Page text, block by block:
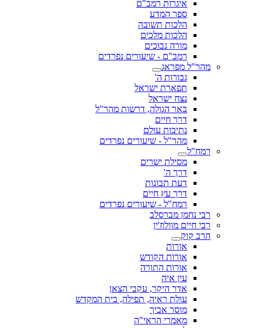
איגרות רמב"ם
ספר המדע
הלכות תשובה
הלכות מלכים
מורה נבוכים
רמב"ם - שיעורים נפרדים
מהר"ל מפראג
גבורות ה'
תפארת ישראל
נצח ישראל
באר הגולה, דרשות מהר"ל
דרך חיים
נתיבות עולם
מהר"ל - שיעורים נפרדים
רמח"ל
מסילת ישרים
דרך ה'
דעת תבונות
דרך עץ חיים
רמח"ל - שיעורים נפרדים
רבי נחמן מברסלב
רבי חיים מוולוז'ין
הרב קוק
אורות
אורות הקודש
אורות התורה
עין איה
אדר היקר, עקבי הצאן
עולת ראיה, תפילה, בית המקדש
מוסר אביך
מאמרי הראי"ה